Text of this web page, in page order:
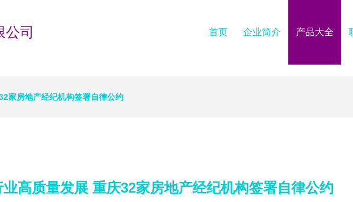
公司 首页 企业简介 产品大全
家房地产经纪机构签署自律公约
高质量发展 重庆32家房地产经纪机构签署自律公约